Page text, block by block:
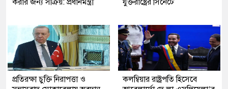
প্রতিরক্ষা চুক্তি নিরাপত্তা ও
কলম্বিয়ার রাষ্ট্রপতি হিসেবে